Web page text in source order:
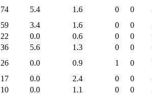
74 5.4 1.6 0 0
59 3.4 1.6 0 0
22 0.0 0.6 0 0
36 5.6 1.3 0 0
26 0.0 0.9 1 0
17 0.0 2.4 0 0
10 0.0 1.1 0 0